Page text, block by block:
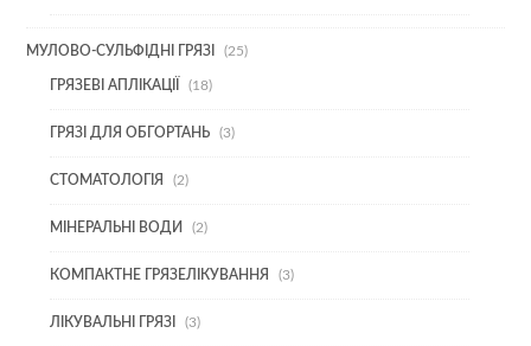
МУЛОВО-СУЛЬФІДНІ ГРЯЗІ 2525
ГРЯЗЕВІ АПЛІКАЦІЇ
1818
ГРЯЗІ ДЛЯ ОБГОРТАНЬ
33
СТОМАТОЛОГІЯ
22
МІНЕРАЛЬНІ ВОДИ
22
КОМПАКТНЕ ГРЯЗЕЛІКУВАННЯ
33
ЛІКУВАЛЬНІ ГРЯЗІ
33